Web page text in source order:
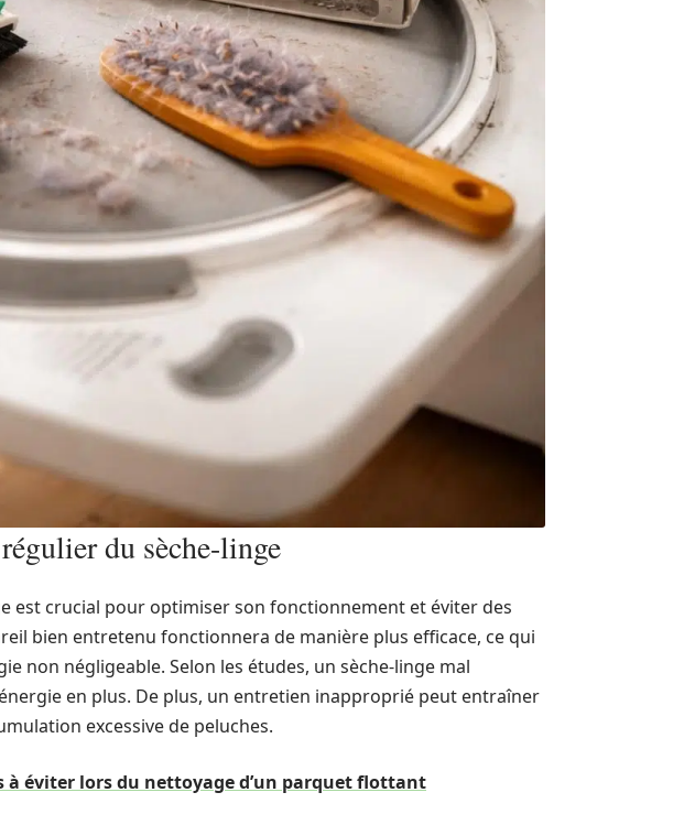
du sèche-linge
est crucial pour optimiser son fonctionnement et éviter des
bien entretenu fonctionnera de manière plus efficace, ce qui
non négligeable. Selon les études, un sèche-linge mal
en plus. De plus, un entretien inapproprié peut entraîner
excessive de peluches.
à éviter lors du nettoyage d’un parquet flottant